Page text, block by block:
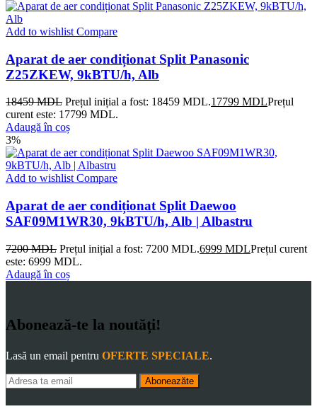
Add to wishlist Compare
Aparat de aer condiționat Split Panasonic
Z25ZKEW, 9kBTU/h, Alb
18459MDL Prețul inițial a fost: 18459 MDL.17799 MDLPrețul
curent este: 17799 MDL.
Adaugă în coș
3%
Add to wishlist Compare
Aparat de aer condiționat Split Daewoo
SAF09M1WR30, 9kBTU/h, Alb | Albastru
7200MDL Prețul inițial a fost: 7200 MDL.6999 MDLPrețul curent
este: 6999 MDL.
Adaugă în coș
Abonează-te la noutăți!
Lasă un email pentru OFERTE SPECIALE.
Aboneazăte